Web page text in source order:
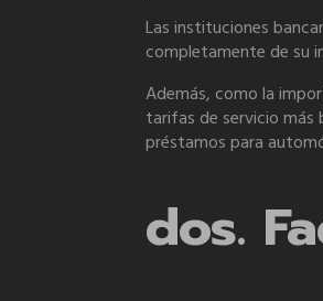
Las instituciones
completamente de su
Además, como la
tarifas de servicio más
préstamos para
dos.